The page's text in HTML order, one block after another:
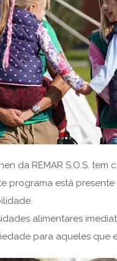
da REMAR S.O.S.
programa está
alimentares
para aqueles que